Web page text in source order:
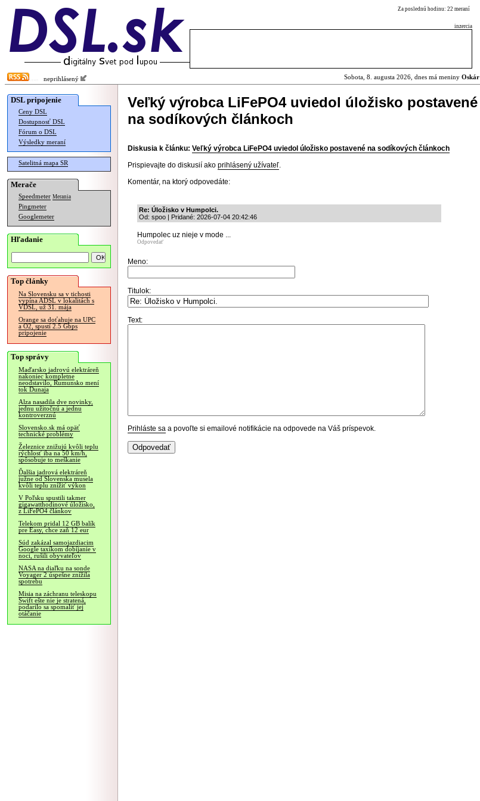
Za poslednú hodinu: 22 meraní
inzercia
neprihlásený Sobota, 8. augusta 2026, dnes má meniny Oskár
DSL pripojenie
Ceny DSL
Dostupnosť DSL
Fórum o DSL
Výsledky meraní
Satelitná mapa SR
Merače
Speedmeter Merania
Pingmeter
Googlemeter
Hľadanie
Top články
Na Slovensku sa v tichosti
vypína ADSL v lokalitách s
VDSL, už 31. mája
Orange sa doťahuje na UPC
a O2, spustí 2.5 Gbps
pripojenie
Top správy
Maďarsko jadrovú elektráreň
nakoniec kompletne
neodstavilo, Rumunsko mení
tok Dunaja
Alza nasadila dve novinky,
jednu užitočnú a jednu
kontroverznú
Slovensko.sk má opäť
technické problémy
Železnice znižujú kvôli teplu
rýchlosť iba na 50 km/h,
spôsobuje to meškanie
Ďalšia jadrová elektráreň
južne od Slovenska musela
kvôli teplu znížiť výkon
V Poľsku spustili takmer
gigawatthodinové úložisko,
z LiFePO4 článkov
Telekom pridal 12 GB balík
pre Easy, chce zaň 12 eur
Súd zakázal samojazdiacim
Google taxíkom dobíjanie v
noci, rušili obyvateľov
NASA na diaľku na sonde
Voyager 2 úspešne znížila
spotrebu
Misia na záchranu teleskopu
Swift ešte nie je stratená,
podarilo sa spomaliť jej
otáčanie
Veľký výrobca LiFePO4 uviedol úložisko postavené
na sodíkových článkoch
Diskusia k článku: Veľký výrobca LiFePO4 uviedol úložisko postavené na sodíkových článkoch
Prispievajte do diskusií ako prihlásený užívateľ.
Komentár, na ktorý odpovedáte:
Re: Úložisko v Humpolci.
Od: spoo | Pridané: 2026-07-04 20:42:46
Humpolec uz nieje v mode ...
Odpovedať
Meno:
Titulok:
Text:
Prihláste sa a povoľte si emailové notifikácie na odpovede na Váš príspevok.